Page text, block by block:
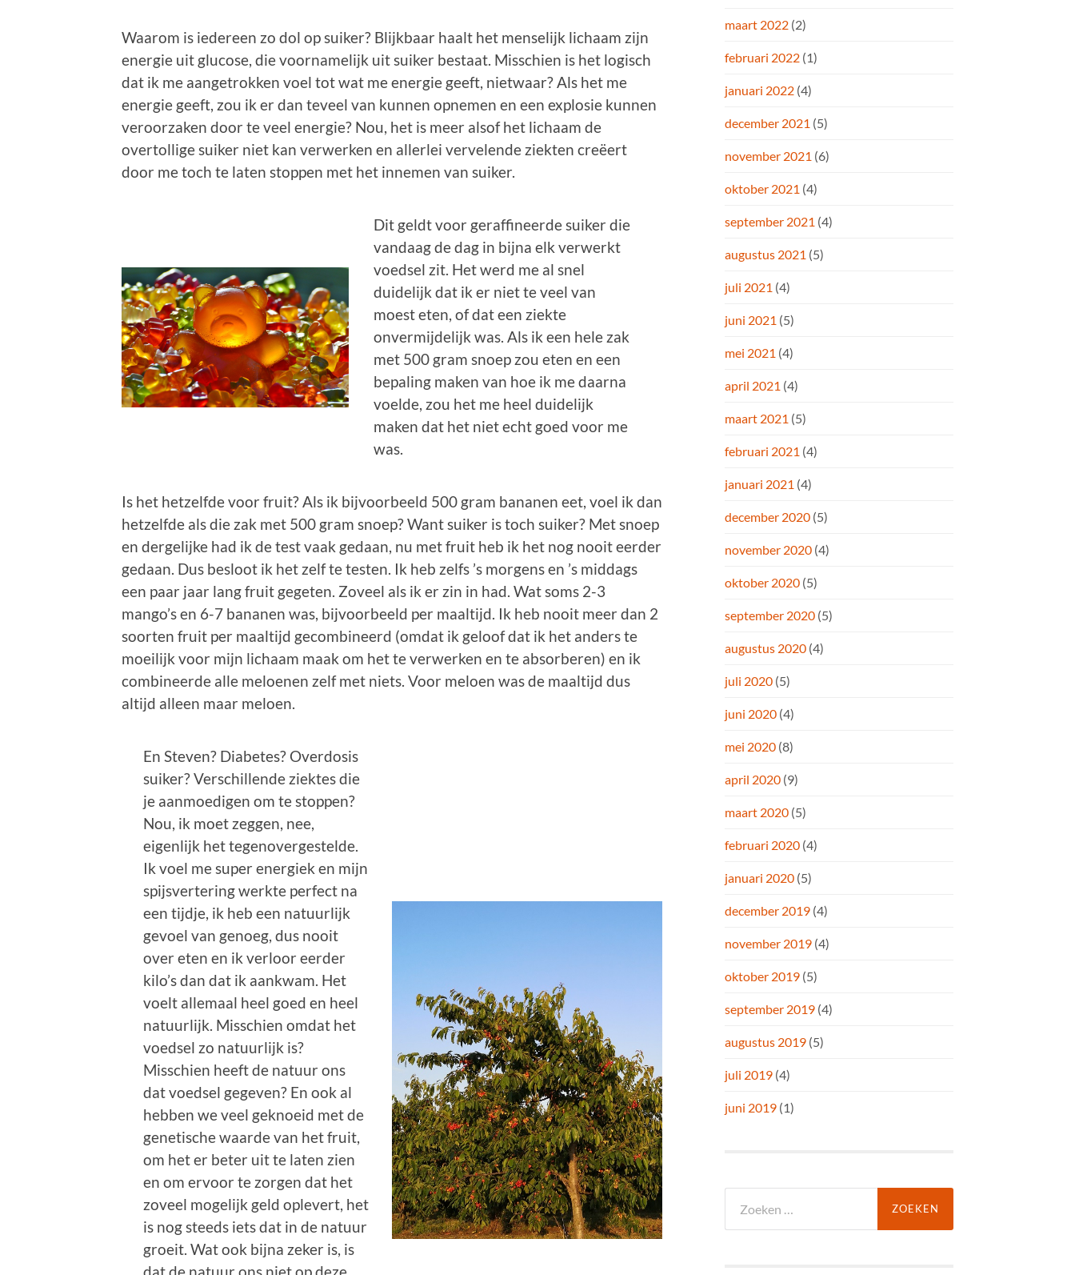
Waarom is iedereen zo dol op suiker? Blijkbaar haalt het menselijk lichaam zijn
energie uit glucose, die voornamelijk uit suiker bestaat. Misschien is het logisch
dat ik me aangetrokken voel tot wat me energie geeft, nietwaar? Als het me
energie geeft, zou ik er dan teveel van kunnen opnemen en een explosie kunnen
veroorzaken door te veel energie? Nou, het is meer alsof het lichaam de
overtollige suiker niet kan verwerken en allerlei vervelende ziekten creëert
door me toch te laten stoppen met het innemen van suiker.
Dit geldt voor geraffineerde suiker die
vandaag de dag in bijna elk verwerkt
voedsel zit. Het werd me al snel
duidelijk dat ik er niet te veel van
moest eten, of dat een ziekte
onvermijdelijk was. Als ik een hele zak
met 500 gram snoep zou eten en een
bepaling maken van hoe ik me daarna
voelde, zou het me heel duidelijk
maken dat het niet echt goed voor me
was.
Is het hetzelfde voor fruit? Als ik bijvoorbeeld 500 gram bananen eet, voel ik dan
hetzelfde als die zak met 500 gram snoep? Want suiker is toch suiker? Met snoep
en dergelijke had ik de test vaak gedaan, nu met fruit heb ik het nog nooit eerder
gedaan. Dus besloot ik het zelf te testen. Ik heb zelfs ’s morgens en ’s middags
een paar jaar lang fruit gegeten. Zoveel als ik er zin in had. Wat soms 2-3
mango’s en 6-7 bananen was, bijvoorbeeld per maaltijd. Ik heb nooit meer dan 2
soorten fruit per maaltijd gecombineerd (omdat ik geloof dat ik het anders te
moeilijk voor mijn lichaam maak om het te verwerken en te absorberen) en ik
combineerde alle meloenen zelf met niets. Voor meloen was de maaltijd dus
altijd alleen maar meloen.
En Steven? Diabetes? Overdosis
suiker? Verschillende ziektes die
je aanmoedigen om te stoppen?
Nou, ik moet zeggen, nee,
eigenlijk het tegenovergestelde.
Ik voel me super energiek en mijn
spijsvertering werkte perfect na
een tijdje, ik heb een natuurlijk
gevoel van genoeg, dus nooit
over eten en ik verloor eerder
kilo’s dan dat ik aankwam. Het
voelt allemaal heel goed en heel
natuurlijk. Misschien omdat het
voedsel zo natuurlijk is?
Misschien heeft de natuur ons
dat voedsel gegeven? En ook al
hebben we veel geknoeid met de
genetische waarde van het fruit,
om het er beter uit te laten zien
en om ervoor te zorgen dat het
zoveel mogelijk geld oplevert, het
is nog steeds iets dat in de natuur
groeit. Wat ook bijna zeker is, is
maart 2022 (2)
februari 2022 (1)
januari 2022 (4)
december 2021 (5)
november 2021 (6)
oktober 2021 (4)
september 2021 (4)
augustus 2021 (5)
juli 2021 (4)
juni 2021 (5)
mei 2021 (4)
april 2021 (4)
maart 2021 (5)
februari 2021 (4)
januari 2021 (4)
december 2020 (5)
november 2020 (4)
oktober 2020 (5)
september 2020 (5)
augustus 2020 (4)
juli 2020 (5)
juni 2020 (4)
mei 2020 (8)
april 2020 (9)
maart 2020 (5)
februari 2020 (4)
januari 2020 (5)
december 2019 (4)
november 2019 (4)
oktober 2019 (5)
september 2019 (4)
augustus 2019 (5)
juli 2019 (4)
juni 2019 (1)
naar: